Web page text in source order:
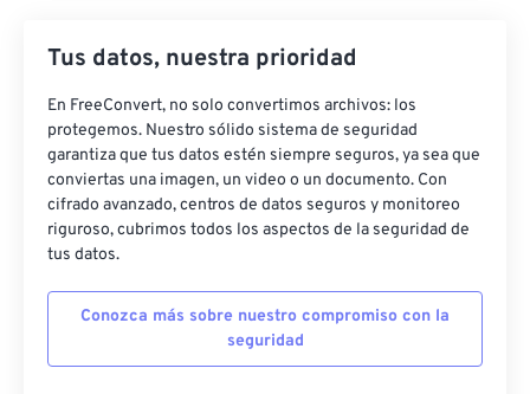
Tus datos, nuestra prioridad
En FreeConvert, no solo convertimos archivos: los
protegemos. Nuestro sólido sistema de seguridad
garantiza que tus datos estén siempre seguros, ya sea que
conviertas una imagen, un video o un documento. Con
cifrado avanzado, centros de datos seguros y monitoreo
riguroso, cubrimos todos los aspectos de la seguridad de
tus datos.
Conozca más sobre nuestro compromiso con la
seguridad